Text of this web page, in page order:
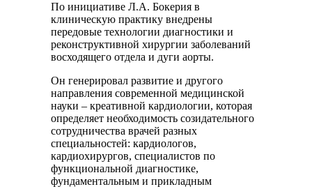
По инициативе Л.А. Бокерия в
клиническую практику внедрены
передовые технологии диагностики и
реконструктивной хирургии заболеваний
восходящего отдела и дуги аорты.
Он генерировал развитие и другого
направления современной медицинской
науки – креативной кардиологии, которая
определяет необходимость созидательного
сотрудничества врачей разных
специальностей: кардиологов,
кардиохирургов, специалистов по
функциональной диагностике,
фундаментальным и прикладным